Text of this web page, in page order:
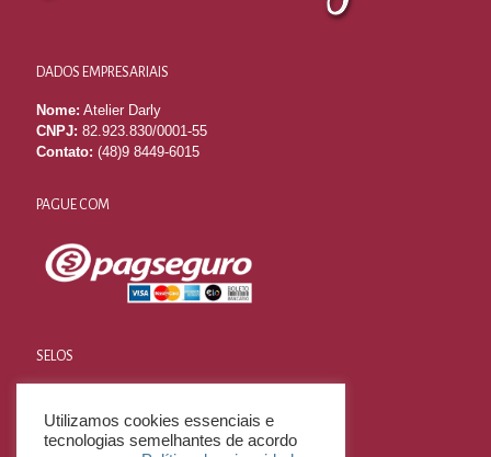
DADOS EMPRESARIAIS
Nome: Atelier Darly
CNPJ: 82.923.830/0001-55
Contato: (48)9 8449-6015
PAGUE COM
SELOS
Utilizamos cookies essenciais e
tecnologias semelhantes de acordo